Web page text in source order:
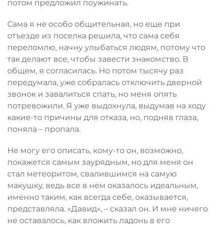
потом предложил поужинать.
Сама я не особо общительная, но еще при
отъезде из поселка решила, что сама себя
переломлю, начну улыбаться людям, потому что
так делают все, чтобы завести знакомство. В
общем, я согласилась. Но потом тысячу раз
передумала, уже собралась отключить дверной
звонок и завалиться спать, но меня опять
потревожили. Я уже выдохнула, выдумав на ходу
какие-то причины для отказа, но, подняв глаза,
поняла – пропала.
Не могу его описать, кому-то он, возможно,
покажется самым заурядным, но для меня он
стал метеоритом, свалившимся на самую
макушку, ведь все в нем оказалось идеальным,
именно таким, как всегда себе, оказывается,
представляла. «Давид», – сказал он. И мне ничего
не оставалось, как вложить ладонь в его